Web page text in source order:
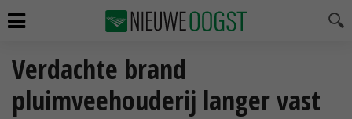
Verdachte brand
pluimveehouderij langer vast